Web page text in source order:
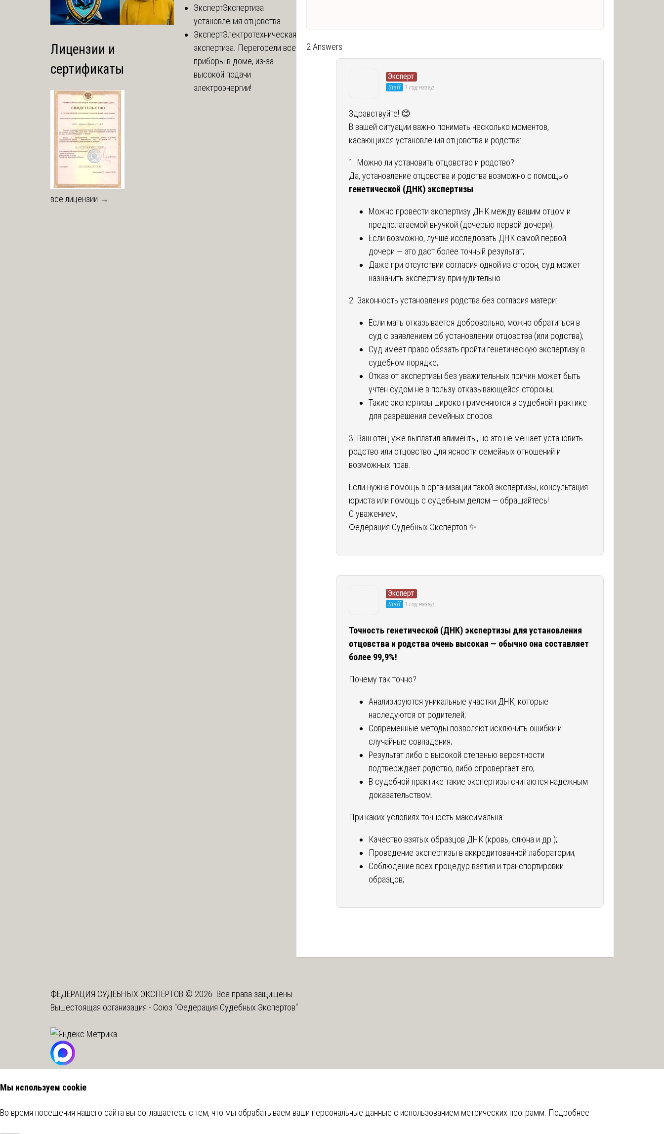
2 Answers
Эксперт
Staff 1 год назад
Здравствуйте! 😊
В вашей ситуации важно понимать несколько моментов,
касающихся установления отцовства и родства:
1. Можно ли установить отцовство и родство?
Да, установление отцовства и родства возможно с помощью
генетической (ДНК) экспертизы:
Можно провести экспертизу ДНК между вашим отцом и
предполагаемой внучкой (дочерью первой дочери);
Если возможно, лучше исследовать ДНК самой первой
дочери — это даст более точный результат;
Даже при отсутствии согласия одной из сторон, суд может
назначить экспертизу принудительно.
2. Законность установления родства без согласия матери:
Если мать отказывается добровольно, можно обратиться в
суд с заявлением об установлении отцовства (или родства);
Суд имеет право обязать пройти генетическую экспертизу в
судебном порядке;
Отказ от экспертизы без уважительных причин может быть
учтен судом не в пользу отказывающейся стороны;
Такие экспертизы широко применяются в судебной практике
для разрешения семейных споров.
3. Ваш отец уже выплатил алименты, но это не мешает установить
родство или отцовство для ясности семейных отношений и
возможных прав.
Если нужна помощь в организации такой экспертизы, консультация
юриста или помощь с судебным делом — обращайтесь!
С уважением,
Федерация Судебных Экспертов ✨
Эксперт
Staff 1 год назад
Точность генетической (ДНК) экспертизы для установления
отцовства и родства очень высокая — обычно она составляет
более 99,9%!
Почему так точно?
Анализируются уникальные участки ДНК, которые
наследуются от родителей;
Современные методы позволяют исключить ошибки и
случайные совпадения;
Результат либо с высокой степенью вероятности
подтверждает родство, либо опровергает его;
В судебной практике такие экспертизы считаются надёжным
доказательством.
При каких условиях точность максимальна:
Качество взятых образцов ДНК (кровь, слюна и др.);
Проведение экспертизы в аккредитованной лаборатории;
Соблюдение всех процедур взятия и транспортировки
образцов;
Лицензии и
сертификаты
все лицензии →
ЭкспертЭкспертиза
установления отцовства
ЭкспертЭлектротехническая
экспертиза. Перегорели все
приборы в доме, из-за
высокой подачи
электроэнергии!
ФЕДЕРАЦИЯ СУДЕБНЫХ ЭКСПЕРТОВ © 2026. Все права защищены
Вышестоящая организация - Союз "Федерация Судебных Экспертов"
Мы используем cookie
Во время посещения нашего сайта вы соглашаетесь с тем, что мы обрабатываем ваши персональные данные с использованием метрических программ. Подробнее